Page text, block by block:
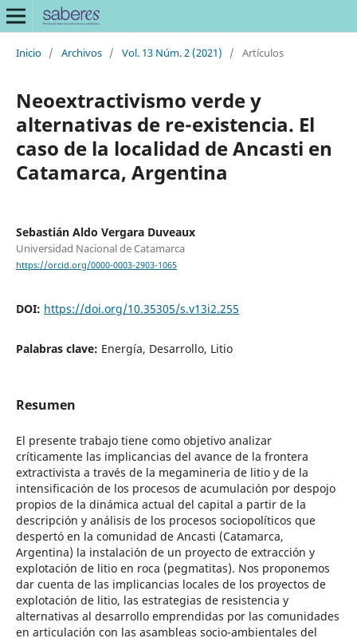
Inicio / Archivos / Vol. 13 Núm. 2 (2021) / Artículos
Neoextractivismo verde y
alternativas de re-existencia. El
caso de la localidad de Ancasti en
Catamarca, Argentina
Sebastián Aldo Vergara Duveaux
Universidad Nacional de Catamarca
https://orcid.org/0000-0003-2903-1065
DOI: https://doi.org/10.35305/s.v13i2.255
Palabras clave: Energía, Desarrollo, Litio
Resumen
El presente trabajo tiene como objetivo analizar
críticamente las implicancias del avance de la frontera
extractivista a través de la megamineria de litio y de la
intensificación de los procesos de acumulación por despojo
propios de la dinámica actual del capital a partir de la
descripción y análisis de los procesos sociopolíticos que
despertó en la comunidad de Ancasti (Catamarca,
Argentina) la instalación de un proyecto de extracción y
explotación de litio en roca (pegmatitas). Nos proponemos
dar cuenta de las implicancias locales de los proyectos de
explotación de litio, las estrategias de resistencia y
alternativas al desarrollo emprendidas por las comunidades
en articulación con las asambleas socio-ambientales del